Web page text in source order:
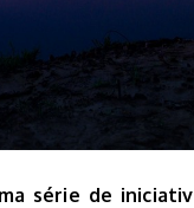
série de